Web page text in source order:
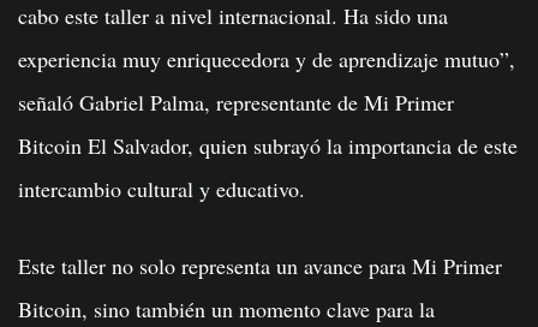
cabo este taller a nivel internacional. Ha sido una
experiencia muy enriquecedora y de aprendizaje mutuo”,
señaló Gabriel Palma, representante de Mi Primer
Bitcoin El Salvador, quien subrayó la importancia de este
intercambio cultural y educativo.
Este taller no solo representa un avance para Mi Primer
Bitcoin, sino también un momento clave para la